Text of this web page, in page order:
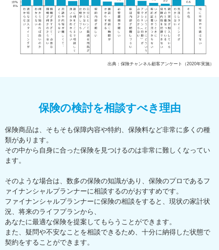
出典：保険チャンネル顧客アンケート（2020年実施）
保険の検討を相談すべき理由
保険商品は、そもそも保障内容や特約、保険料など非常に多くの種
類があります。
その中から自身に合った保険を見つけるのは非常に難しくなってい
ます。
そのような場合は、数多の保険の知識があり、保険のプロであるフ
ァイナンシャルプランナーに相談するのがおすすめです。
ファイナンシャルプランナーに保険の相談をすると、現状の家計状
況、将来のライフプランから、
あなたに最適な保険を提案してもらうことができます。
また、疑問や不安なことを相談できるため、十分に納得した状態で
契約をすることができます。